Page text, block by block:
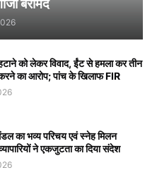
बरामद
को लेकर विवाद, ईंट से हमला कर तीन
का आरोप; पांच के खिलाफ FIR
का भव्य परिचय एवं स्नेह मिलन
ने एकजुटता का दिया संदेश